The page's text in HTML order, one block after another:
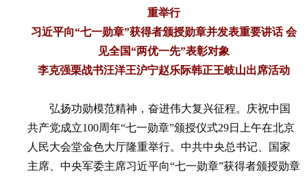
重举行
习近平向“七一勋章”获得者颁授勋章并发表重要讲话 会
见全国“两优一先”表彰对象
李克强栗战书汪洋王沪宁赵乐际韩正王岐山出席活动
弘扬功勋模范精神，奋进伟大复兴征程。庆祝中国
共产党成立100周年“七一勋章”颁授仪式29日上午在北京
人民大会堂金色大厅隆重举行。中共中央总书记、国家
主席、中央军委主席习近平向“七一勋章”获得者颁授勋章